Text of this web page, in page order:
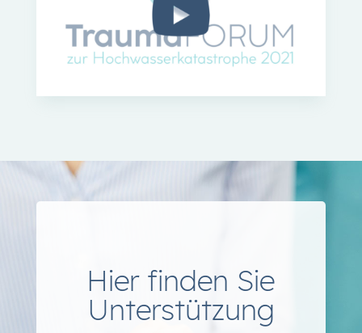
Hier finden Sie
Unterstützung